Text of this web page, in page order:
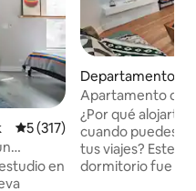
Calificación promedio: 5 de
5 (317)
en
Departamento en
gers Park
Apartamento de
confort de lujo
¿Por qué alojarte
cuando puedes
tus viajes? Este
dormitorio fue